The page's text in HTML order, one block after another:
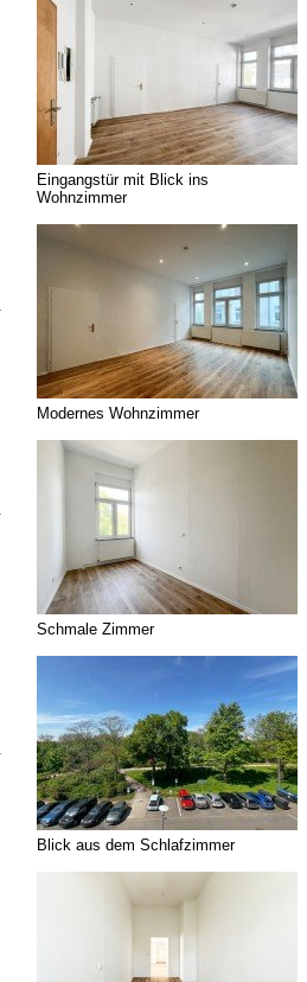
Eingangstür mit Blick ins
Wohnzimmer
Modernes Wohnzimmer
Schmale Zimmer
Blick aus dem Schlafzimmer